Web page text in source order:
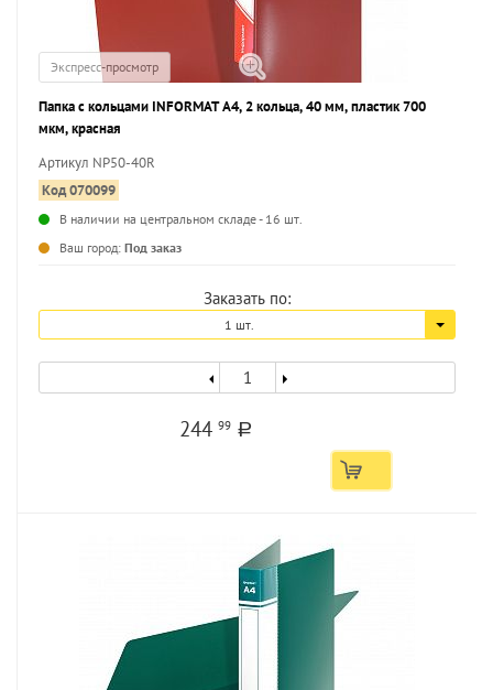
Экспресс-просмотр
Папка с кольцами INFORMAT А4, 2 кольца, 40 мм, пластик 700
мкм, красная
Артикул NP50-40R
Код 070099
В наличии на центральном складе - 16 шт.
Ваш город: Под заказ
Заказать по:
1 шт.
24499 a